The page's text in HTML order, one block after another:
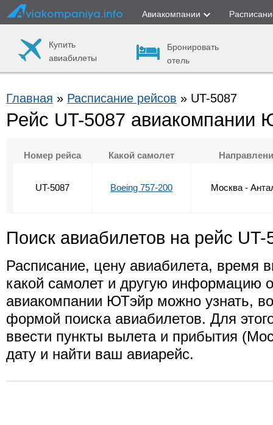
Авиакомпании
Купить
авиабилеты
Бронировать
отель
Главная » Расписание рейсов » UT-5087
Рейс UT-5087 авиакомпании
Номер рейса Какой самолет
UT-5087 Boeing 757-200 Москва -
Поиск авиабилетов на рейс UT-
Расписание, цену авиабилета, время
какой самолет и другую информацию
авиакомпании ЮТэйр можно узнать,
формой поиска авиабилетов. Для
ввести пункты вылета и прибытия
дату и найти ваш авиарейс.